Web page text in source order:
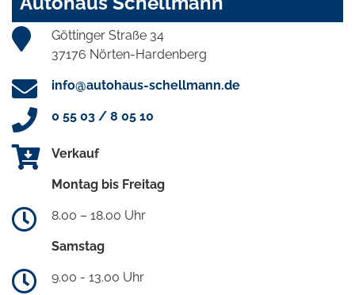
Göttinger Straße 34
37176 Nörten-Hardenberg
info@autohaus-schellmann.de
0 55 03 / 8 05 10
Verkauf
Montag bis Freitag
8.00 – 18.00 Uhr
Samstag
9.00 - 13.00 Uhr